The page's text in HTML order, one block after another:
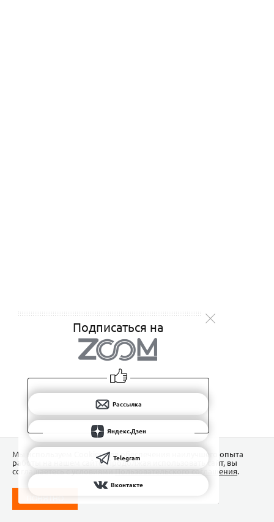
Подписаться на
Рассылка
Яндекс.Дзен
Telegram
Вконтакте
Мы используем Сookies для обеспечения наилучшего опыта
работы на нашем сайте. Продолжая использовать сайт, вы
соглашаетесь с условиямиПользовательского соглашения.
ПОНЯТНО